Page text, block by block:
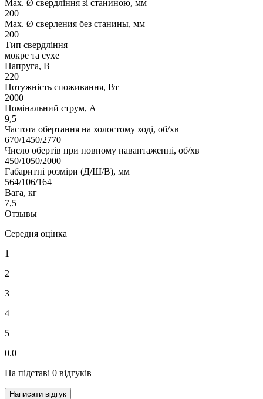
Мах. Ø свердління зі станиною, мм
200
Мах. Ø сверления без станины, мм
200
Тип свердління
мокре та сухе
Напруга, В
220
Потужність споживання, Вт
2000
Номінальний струм, А
9,5
Частота обертання на холостому ході, об/хв
670/1450/2770
Число обертів при повному навантаженні, об/хв
450/1050/2000
Габаритні розміри (Д/Ш/В), мм
564/106/164
Вага, кг
7,5
Отзывы
Середня оцінка
1
2
3
4
5
0.0
На підставі 0 відгуків
Написати відгук